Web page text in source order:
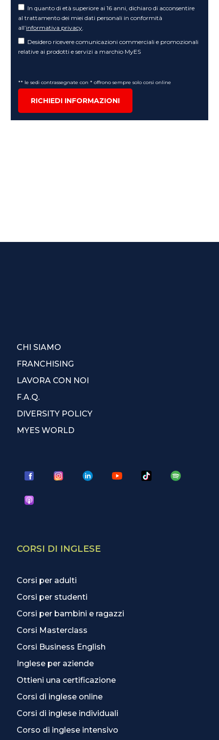
In quanto di età superiore ai 16 anni, dichiaro di acconsentire
al trattamento dei miei dati personali in conformità
all’informativa privacy
Desidero ricevere comunicazioni commerciali e promozionali
relative ai prodotti e servizi a marchio MyES
** le sedi contrassegnate con * offrono sempre solo corsi online
RICHIEDI INFORMAZIONI
CHI SIAMO
FRANCHISING
LAVORA CON NOI
F.A.Q.
DIVERSITY POLICY
MYES WORLD
CORSI DI INGLESE
Corsi per adulti
Corsi per studenti
Corsi per bambini e ragazzi
Corsi Masterclass
Corsi Business English
Inglese per aziende
Ottieni una certificazione
Corsi di inglese online
Corsi di inglese individuali
Corso di inglese intensivo